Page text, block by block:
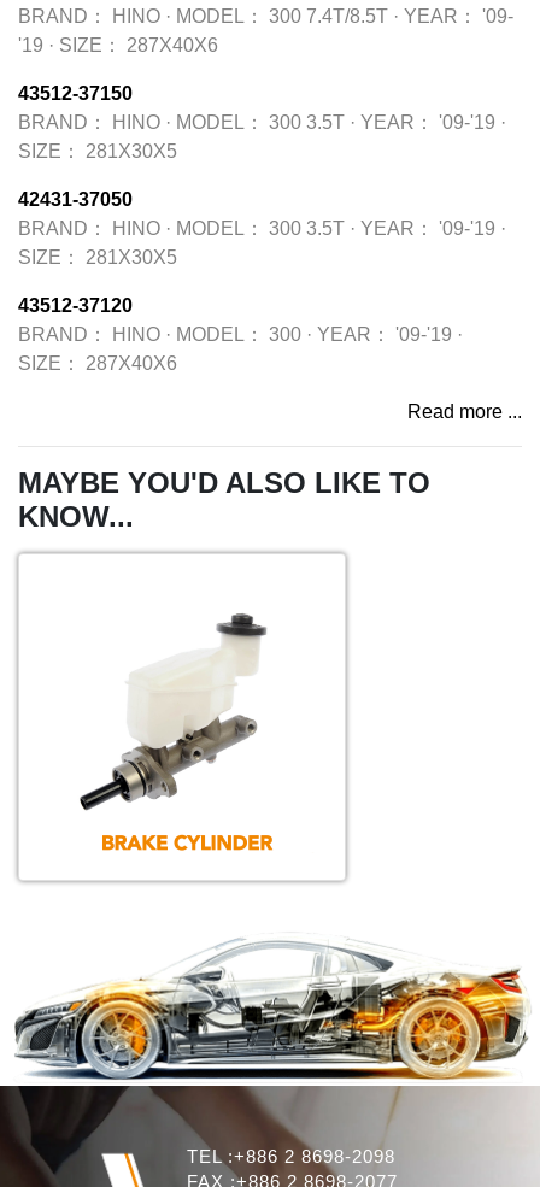
BRAND：
HINO · MODEL： 300 7.4T/8.5T · YEAR：
'09-
'19 · SIZE： 287X40X6
43512-37150
BRAND：
HINO · MODEL： 300 3.5T · YEAR： '09-'19 ·
SIZE：
281X30X5
42431-37050
BRAND：
HINO · MODEL： 300 3.5T · YEAR： '09-'19 ·
SIZE：
281X30X5
43512-37120
BRAND：
HINO · MODEL： 300 · YEAR： '09-'19 ·
SIZE：
287X40X6
Read more ...
MAYBE YOU'D ALSO LIKE TO
KNOW...
TEL :+886 2 8698-2098
FAX :+886 2 8698-2077